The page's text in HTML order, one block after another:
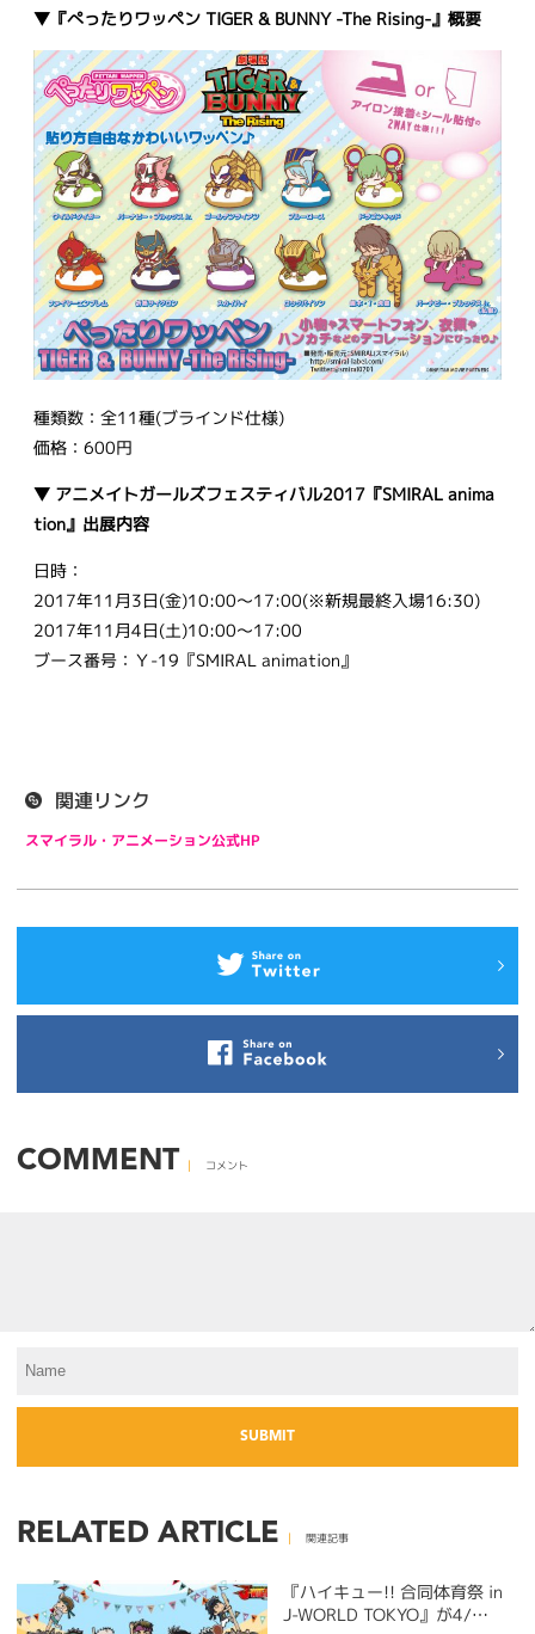
▼『ぺったりワッペン TIGER & BUNNY -The Rising-』概要
種類数：全11種(ブラインド仕様)
価格：600円
▼ アニメイトガールズフェスティバル2017『SMIRAL anima
tion』出展内容
日時：
2017年11月3日(金)10:00～17:00(※新規最終入場16:30)
2017年11月4日(土)10:00～17:00
ブース番号：Ｙ-19『SMIRAL animation』
関連リンク
スマイラル・アニメーション公式HP
COMMENT コメント
RELATED ARTICLE 関連記事
『ハイキュー!! 合同体育祭 in
J-WORLD TOKYO』が4/…